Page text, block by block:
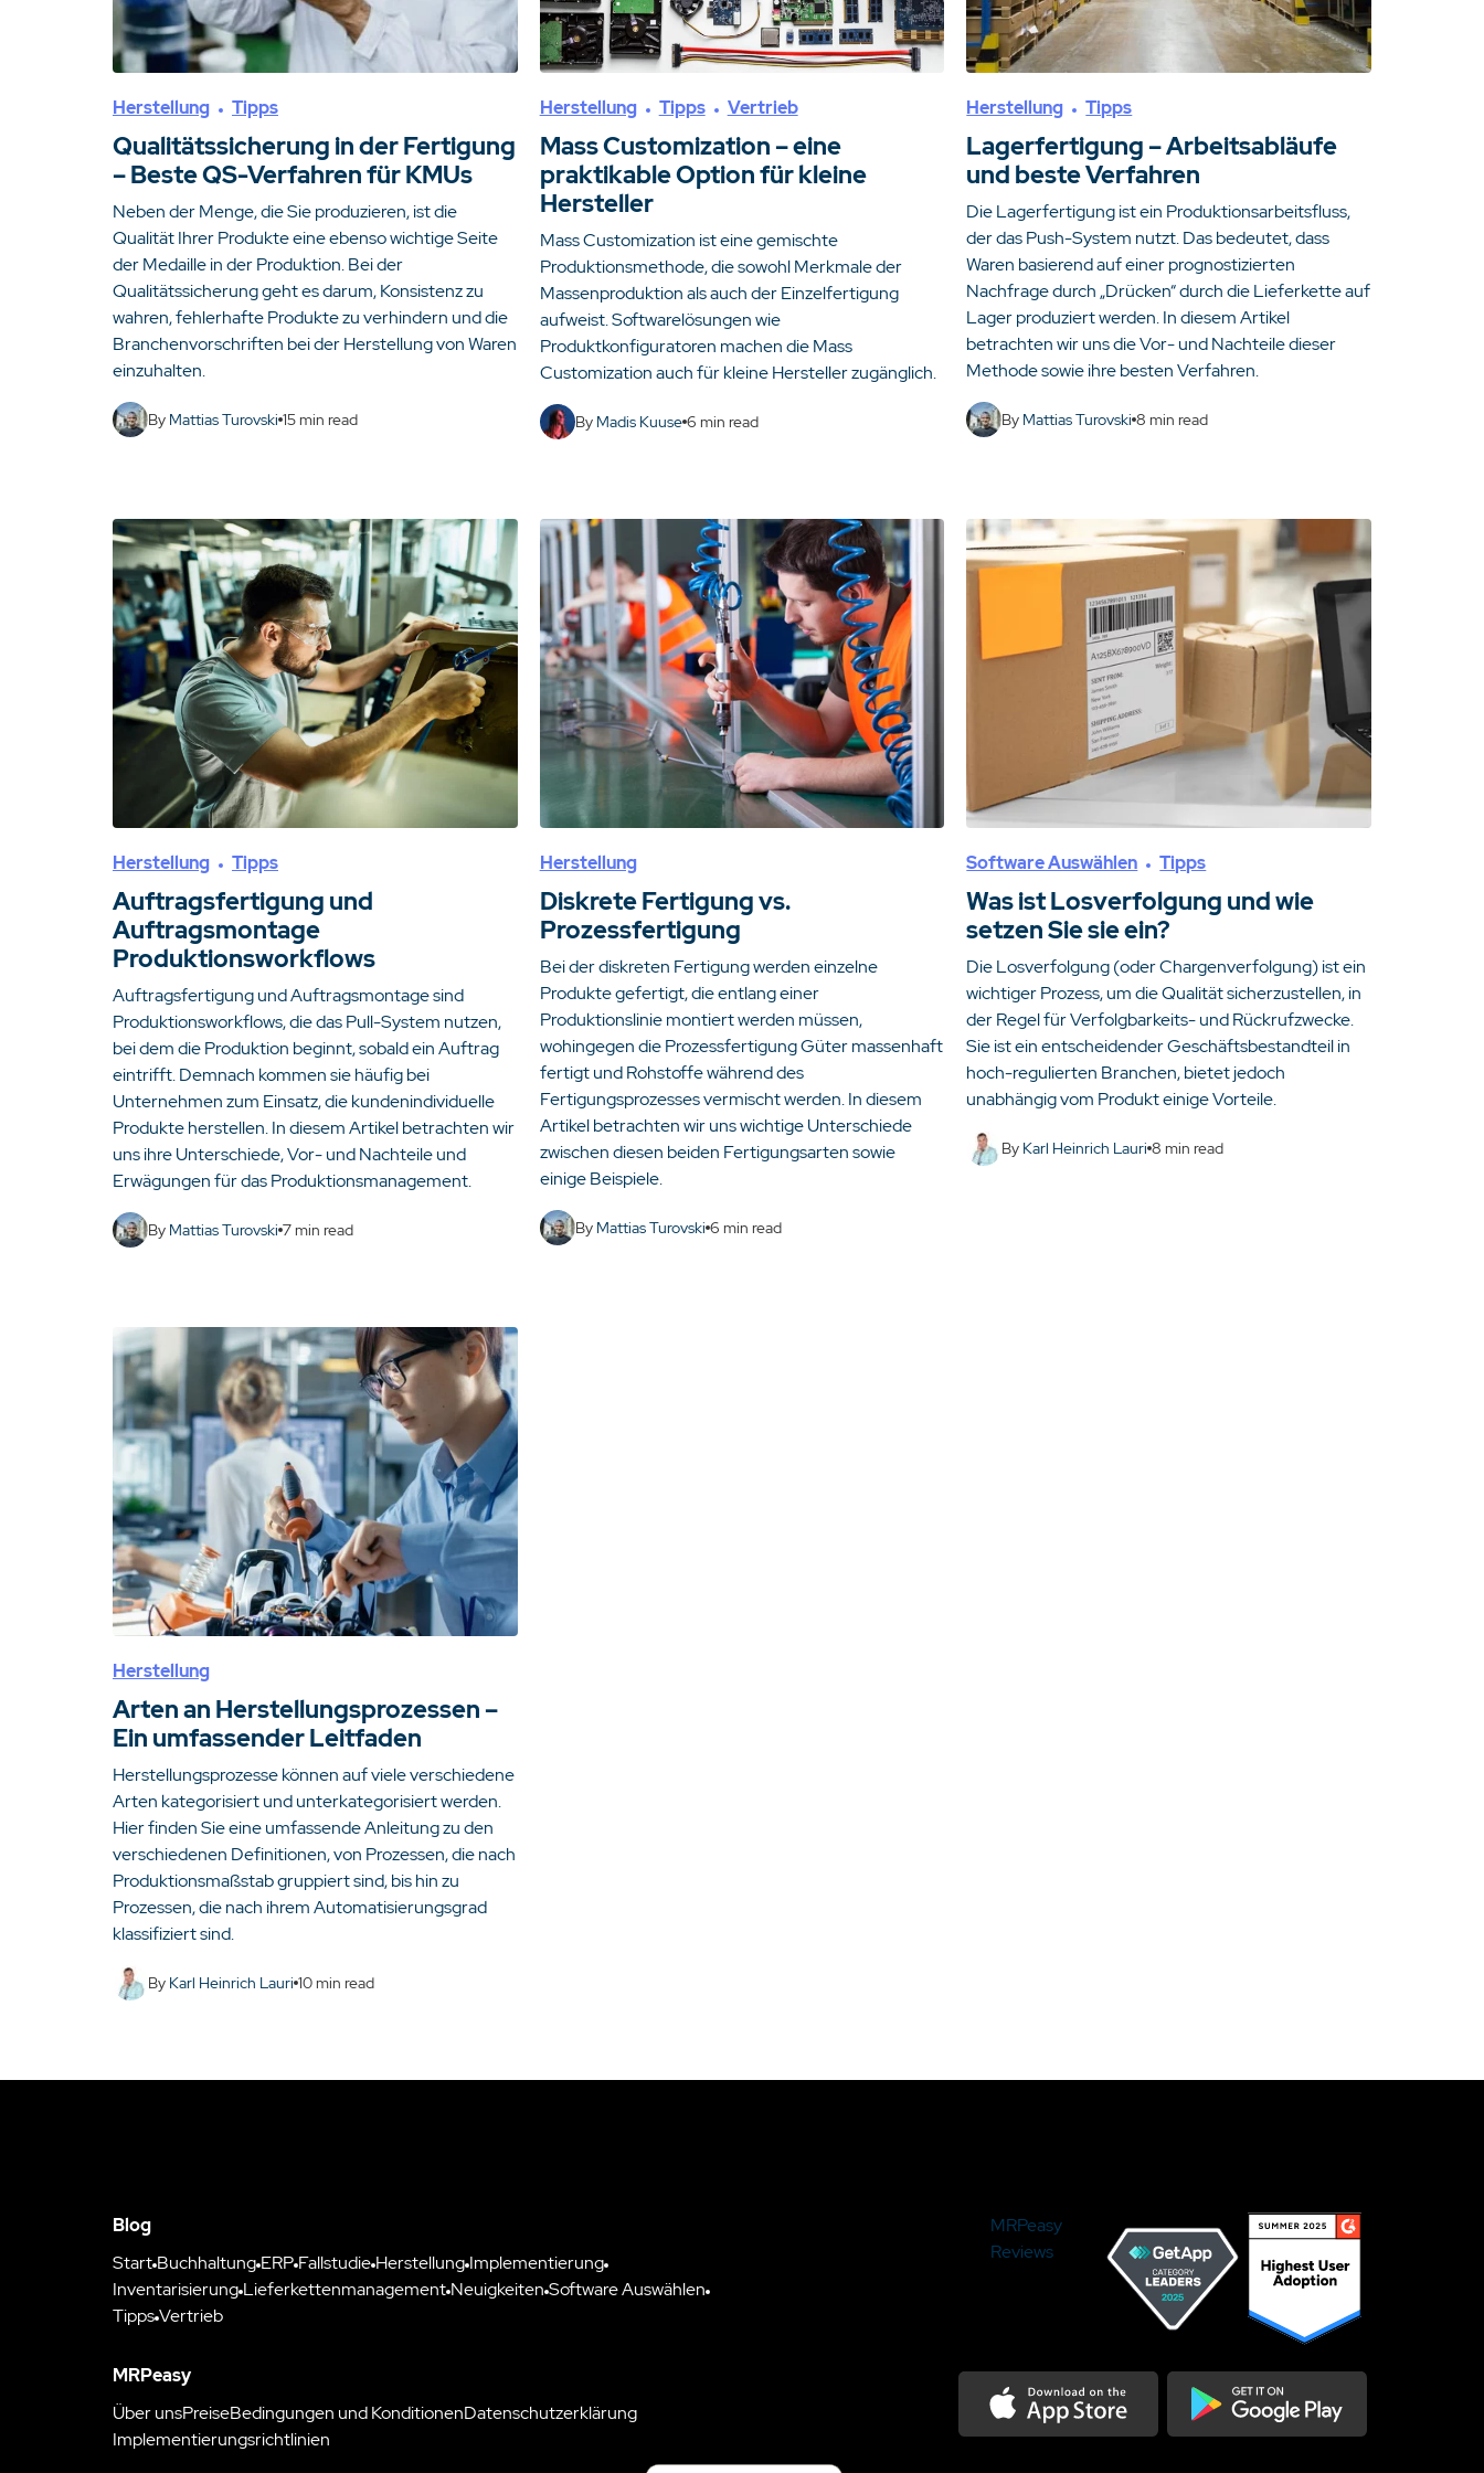
Herstellung Tipps
Qualitätssicherung in der Fertigung
– Beste QS-Verfahren für KMUs
Neben der Menge, die Sie produzieren, ist die
Qualität Ihrer Produkte eine ebenso wichtige Seite
der Medaille in der Produktion. Bei der
Qualitätssicherung geht es darum, Konsistenz zu
wahren, fehlerhafte Produkte zu verhindern und die
Branchenvorschriften bei der Herstellung von Waren
einzuhalten.
By Mattias Turovski 15min read
Herstellung Tipps Vertrieb
Mass Customization – eine
praktikable Option für kleine
Hersteller
Mass Customization ist eine gemischte
Produktionsmethode, die sowohl Merkmale der
Massenproduktion als auch der Einzelfertigung
aufweist. Softwarelösungen wie
Produktkonfiguratoren machen die Mass
Customization auch für kleine Hersteller zugänglich.
By Madis Kuuse 6 min read
Herstellung Tipps
Lagerfertigung – Arbeitsabläufe
und beste Verfahren
Die Lagerfertigung ist ein Produktionsarbeitsfluss,
der das Push-System nutzt. Das bedeutet, dass
Waren basierend auf einer prognostizierten
Nachfrage durch „Drücken“ durch die Lieferkette auf
Lager produziert werden. In diesem Artikel
betrachten wir uns die Vor- und Nachteile dieser
Methode sowie ihre besten Verfahren.
By Mattias Turovski 8 min read
Herstellung Tipps
Auftragsfertigung und
Auftragsmontage
Produktionsworkflows
Auftragsfertigung und Auftragsmontage sind
Produktionsworkflows, die das Pull-System nutzen,
bei dem die Produktion beginnt, sobald ein Auftrag
eintrifft. Demnach kommen sie häufig bei
Unternehmen zum Einsatz, die kundenindividuelle
Produkte herstellen. In diesem Artikel betrachten wir
uns ihre Unterschiede, Vor- und Nachteile und
Erwägungen für das Produktionsmanagement.
By Mattias Turovski 7min read
Herstellung
Diskrete Fertigung vs.
Prozessfertigung
Bei der diskreten Fertigung werden einzelne
Produkte gefertigt, die entlang einer
Produktionslinie montiert werden müssen,
wohingegen die Prozessfertigung Güter massenhaft
fertigt und Rohstoffe während des
Fertigungsprozesses vermischt werden. In diesem
Artikel betrachten wir uns wichtige Unterschiede
zwischen diesen beiden Fertigungsarten sowie
einige Beispiele.
By Mattias Turovski 6 min read
Software Auswählen Tipps
Was ist Losverfolgung und wie
setzen Sie sie ein?
Die Losverfolgung (oder Chargenverfolgung) ist ein
wichtiger Prozess, um die Qualität sicherzustellen, in
der Regel für Verfolgbarkeits- und Rückrufzwecke.
Sie ist ein entscheidender Geschäftsbestandteil in
hoch-regulierten Branchen, bietet jedoch
unabhängig vom Produkt einige Vorteile.
By Karl Heinrich Lauri 8 min read
Herstellung
Arten an Herstellungsprozessen –
Ein umfassender Leitfaden
Herstellungsprozesse können auf viele verschiedene
Arten kategorisiert und unterkategorisiert werden.
Hier finden Sie eine umfassende Anleitung zu den
verschiedenen Definitionen, von Prozessen, die nach
Produktionsmaßstab gruppiert sind, bis hin zu
Prozessen, die nach ihrem Automatisierungsgrad
klassifiziert sind.
By Karl Heinrich Lauri 10min read
Blog
Start Buchhaltung ERP Fallstudie Herstellung Implementierung
Inventarisierung Lieferkettenmanagement Neuigkeiten Software Auswählen
TippsVertrieb
MRPeasy
Über unsPreiseBedingungen und KonditionenDatenschutzerklärung
Implementierungsrichtlinien
MRPeasy
Reviews